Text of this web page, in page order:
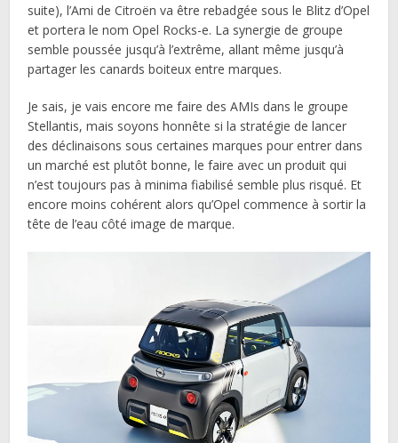
suite), l’Ami de Citroën va être rebadgée sous le Blitz d’Opel
et portera le nom Opel Rocks-e. La synergie de groupe
semble poussée jusqu’à l’extrême, allant même jusqu’à
partager les canards boiteux entre marques.
Je sais, je vais encore me faire des AMIs dans le groupe
Stellantis, mais soyons honnête si la stratégie de lancer
des déclinaisons sous certaines marques pour entrer dans
un marché est plutôt bonne, le faire avec un produit qui
n’est toujours pas à minima fiabilisé semble plus risqué. Et
encore moins cohérent alors qu’Opel commence à sortir la
tête de l’eau côté image de marque.